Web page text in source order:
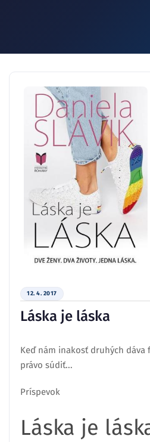
12. 4. 2017
Láska je láska
Keď nám inakosť druhých dáva
právo súdiť...
Príspevok
Láska je